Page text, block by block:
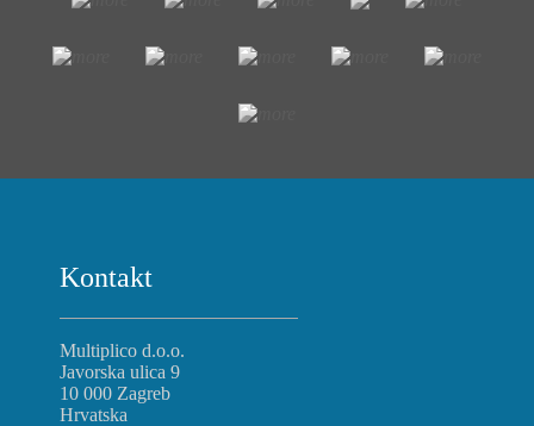
Kontakt
Multiplico d.o.o.
Javorska ulica 9
10 000 Zagreb
Hrvatska